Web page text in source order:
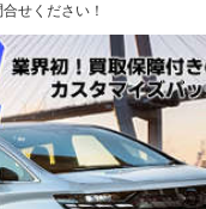
せください！